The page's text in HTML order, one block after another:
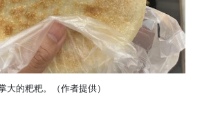
大的粑粑。（作者提供）